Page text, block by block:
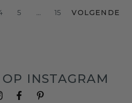
5 … 15 VOLGENDE
INSTAGRAM